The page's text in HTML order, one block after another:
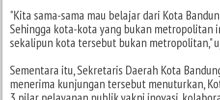
"Kita sama-sama mau belajar dari Kota
Sehingga kota-kota yang bukan metropolitan
sekalipun kota tersebut bukan metropolitan,"
Sementara itu, Sekretaris Daerah Kota
menerima kunjungan tersebut menuturkan,